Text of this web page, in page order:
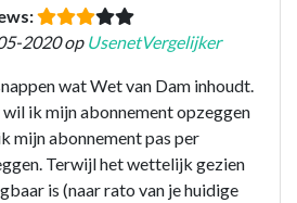
2020 op UsenetVergelijker
wat Wet van Dam inhoudt.
ik mijn abonnement opzeggen
mijn abonnement pas per
Terwijl het wettelijk gezien
is (naar rato van je huidige